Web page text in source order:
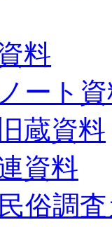
料
ート
蔵資料
資料
俗調査